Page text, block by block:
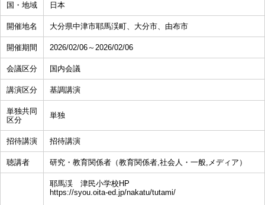
国・地域 日本
開催地名 大分県中津市耶馬渓町、大分市、由布市
開催期間 2026/02/06～2026/02/06
会議区分 国内会議
講演区分 基調講演
単独共同
区分
単独
招待講演 招待講演
聴講者 研究・教育関係者（教育関係者,社会人・一般,メディア）
耶馬渓 津民小学校HP
https://syou.oita-ed.jp/nakatu/tutami/